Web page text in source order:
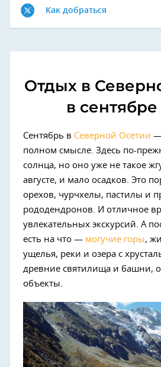
Как добраться
Отдых в
в
Сентябрь в Северной Осетии —
полном смысле. Здесь по-
солнца, но оно уже не такое
августе, и мало осадков. Это
орехов, чурчхелы, пастилы и
рододендронов. И отличное
увлекательных экскурсий. А
есть на что — могучие горы,
ущелья, реки и озера с
древние святилища и башни,
объекты.